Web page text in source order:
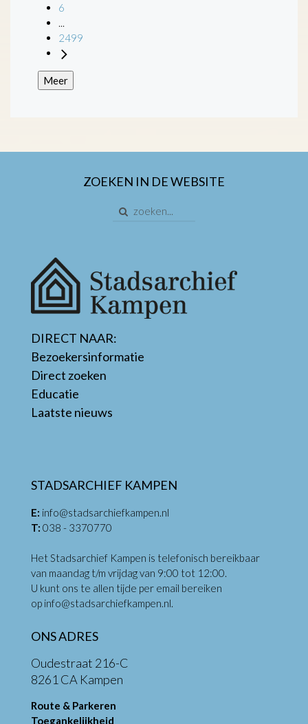
6
2499
Meer
ZOEKEN IN DE WEBSITE
DIRECT NAAR:
Bezoekersinformatie
Direct zoeken
Educatie
Laatste nieuws
STADSARCHIEF KAMPEN
E: info@stadsarchiefkampen.nl
T: 038 - 3370770
Het Stadsarchief Kampen is telefonisch bereikbaar
van maandag t/m vrijdag van 9:00 tot 12:00.
U kunt ons te allen tijde per email bereiken
op info@stadsarchiefkampen.nl
ONS ADRES
Oudestraat 216-C
8261 CA Kampen
Route & Parkeren
Toegankelijkheid